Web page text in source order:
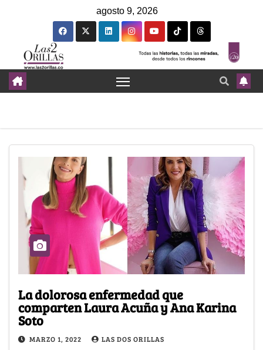
agosto 9, 2026
La dolorosa enfermedad que
comparten Laura Acuña y Ana Karina
Soto
MARZO 1, 2022 LAS DOS ORILLAS